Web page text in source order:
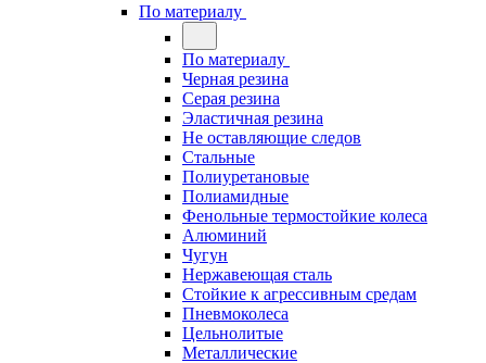
По материалу
По материалу
Черная резина
Серая резина
Эластичная резина
Не оставляющие следов
Стальные
Полиуретановые
Полиамидные
Фенольные термостойкие колеса
Алюминий
Чугун
Нержавеющая сталь
Стойкие к агрессивным средам
Пневмоколеса
Цельнолитые
Металлические